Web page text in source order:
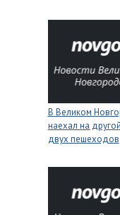
В Великом
наехал на
двух пешеходов